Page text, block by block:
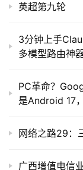
英超第九轮
3分钟上手
多模型路由神
PC革命？
是Android 17
网络之路29：
广西增值电信